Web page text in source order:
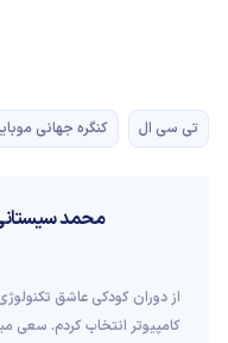
تی سی ال کنگره جهانی
محمد
از دوران کودکی عاشق
کامپیوتر انتخاب کردم. سعی